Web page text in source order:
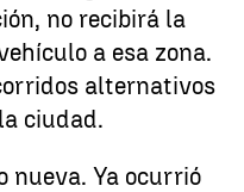
no recibirá la
a esa zona.
alternativos
ciudad.
nueva. Ya ocurrió